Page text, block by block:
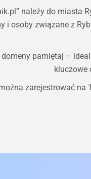
należy do miasta
i osoby związane z
pamiętaj –
kluczowe
zarejestrować na